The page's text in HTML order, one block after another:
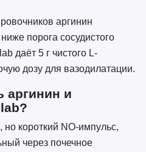
аргинин
порога сосудистого
даёт 5 г чистого L-
дозу для вазодилатации.
аргинин и
короткий NO-импульс,
через почечное